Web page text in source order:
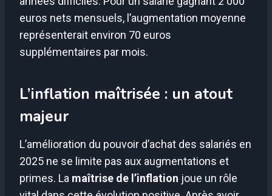
euros nets mensuels, l’augmentation moyenne
représenterait environ 70 euros
supplémentaires par mois.
L’inflation maîtrisée : un atout
majeur
L’amélioration du pouvoir d’achat des salariés en
2025 ne se limite pas aux augmentations et
primes. La maîtrise de l’inflation joue un rôle